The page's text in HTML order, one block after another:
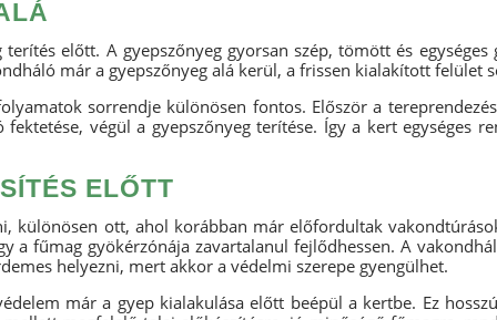
előtt. A gyepszőnyeg gyorsan szép, tömött és
már a gyepszőnyeg alá kerül, a frissen kialakított felület
sorrendje különösen fontos. Először a
végül a gyepszőnyeg terítése. Így a kert egységes
ELŐTT
különösen ott, ahol korábban már előfordultak
fűmag gyökérzónája zavartalanul fejlődhessen. A
helyezni, mert akkor a védelmi szerepe gyengülhet.
már a gyep kialakulása előtt beépül a kertbe. Ez